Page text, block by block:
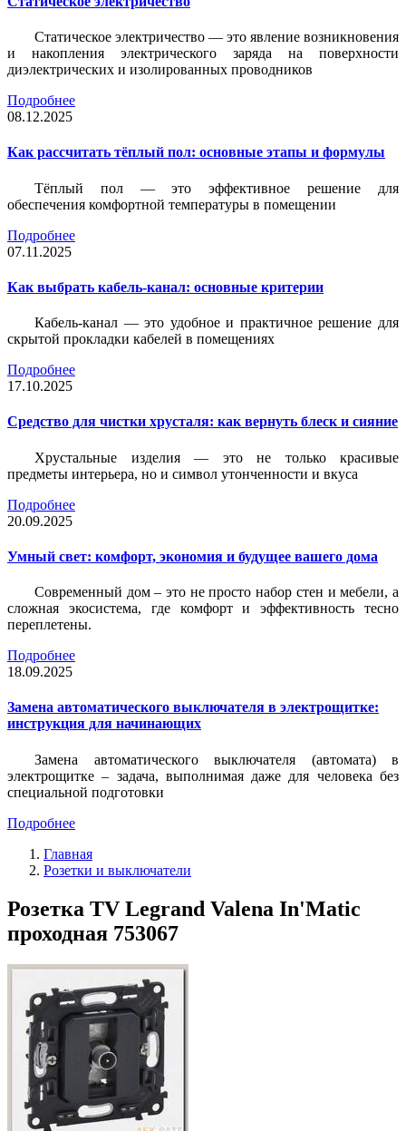
Статическое электричество — это явление возникновения
и накопления электрического заряда на поверхности
диэлектрических и изолированных проводников
Подробнее
08.12.2025
Как рассчитать тёплый пол: основные этапы и формулы
Тёплый пол — это эффективное решение для
обеспечения комфортной температуры в помещении
Подробнее
07.11.2025
Как выбрать кабель-канал: основные критерии
Кабель-канал — это удобное и практичное решение для
скрытой прокладки кабелей в помещениях
Подробнее
17.10.2025
Средство для чистки хрусталя: как вернуть блеск и сияние
Хрустальные изделия — это не только красивые
предметы интерьера, но и символ утонченности и вкуса
Подробнее
20.09.2025
Умный свет: комфорт, экономия и будущее вашего дома
Современный дом – это не просто набор стен и мебели, а
сложная экосистема, где комфорт и эффективность тесно
переплетены.
Подробнее
18.09.2025
Замена автоматического выключателя в электрощитке:
инструкция для начинающих
Замена автоматического выключателя (автомата) в
электрощитке – задача, выполнимая даже для человека без
специальной подготовки
Подробнее
Главная
Розетки и выключатели
Розетка TV Legrand Valena In'Matic
проходная 753067